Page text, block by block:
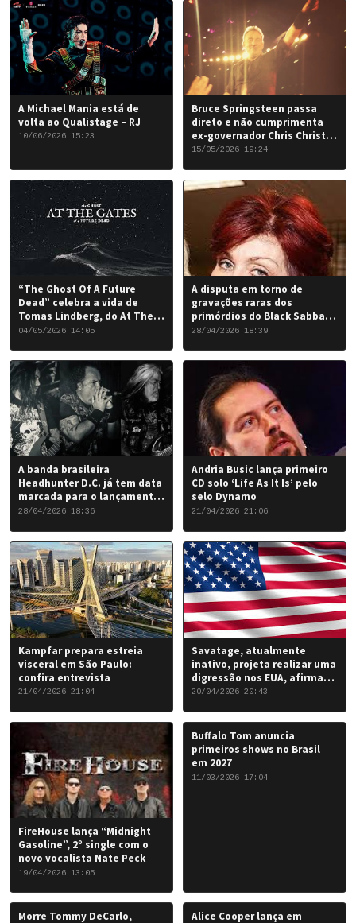
A Michael Mania está de
volta ao Qualistage – RJ
10/06/2026 15:23
Bruce Springsteen passa
direto e não cumprimenta
ex-governador Chris Christie
em Nova York
15/05/2026 19:24
“The Ghost Of A Future
Dead” celebra a vida de
Tomas Lindberg, do At The
Gates
04/05/2026 14:05
A disputa em torno de
gravações raras dos
primórdios do Black Sabbath
chegou a um desfecho
28/04/2026 18:39
A banda brasileira
Headhunter D.C. já tem data
marcada para o lançamento
do seu novo álbum “Rise of
28/04/2026 18:36
Andria Busic lança primeiro
CD solo ‘Life As It Is’ pelo
selo Dynamo
21/04/2026 21:06
Kampfar prepara estreia
visceral em São Paulo:
confira entrevista
21/04/2026 21:04
Savatage, atualmente
inativo, projeta realizar uma
digressão nos EUA, afirma
Chris Caffery
20/04/2026 20:43
FireHouse lança “Midnight
Gasoline”, 2º single com o
novo vocalista Nate Peck
19/04/2026 13:05
Buffalo Tom anuncia
primeiros shows no Brasil
em 2027
11/03/2026 17:04
Morre Tommy DeCarlo, Alice Cooper lança em